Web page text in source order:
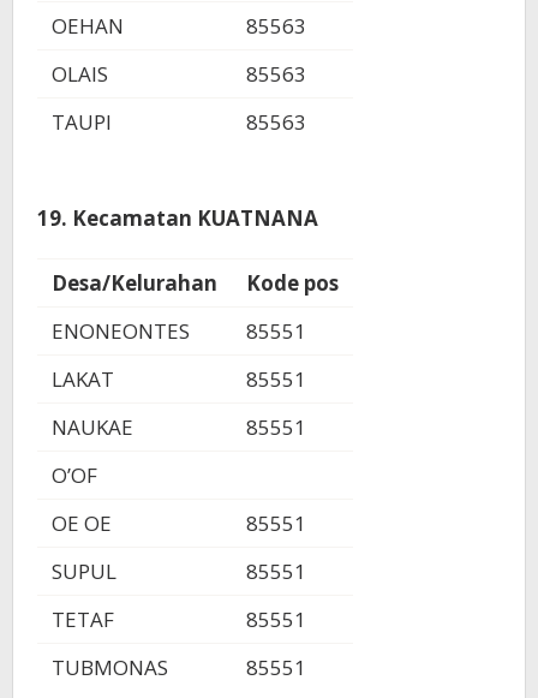
OEHAN
85563
OLAIS
85563
TAUPI
85563
19. Kecamatan KUATNANA
Desa/Kelurahan
Kode pos
ENONEONTES
85551
LAKAT
85551
NAUKAE
85551
O’OF
OE OE
85551
SUPUL
85551
TETAF
85551
TUBMONAS
85551